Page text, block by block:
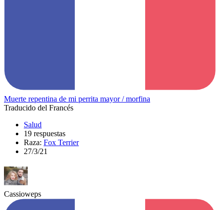
Muerte repentina de mi perrita mayor / morfina
Traducido del Francés
Salud
19 respuestas
Raza: Fox Terrier
27/3/21
Cassioweps